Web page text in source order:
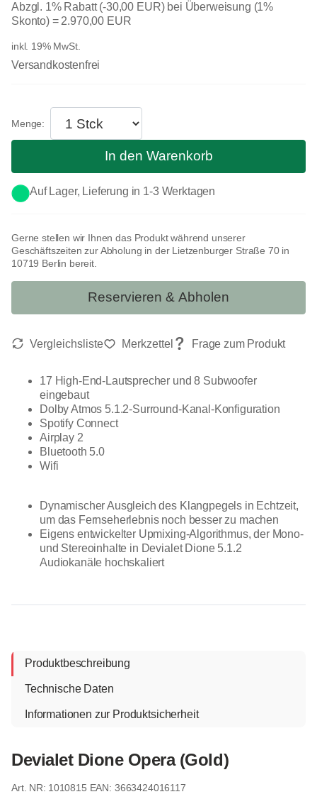
17 High-End-Lautsprecher und 8 Subwoofer
eingebaut
Dolby Atmos 5.1.2-Surround-Kanal-Konfiguration
Spotify Connect
Airplay 2
Bluetooth 5.0
Wifi
Dynamischer Ausgleich des Klangpegels in Echtzeit,
um das Fernseherlebnis noch besser zu machen
Eigens entwickelter Upmixing-Algorithmus, der Mono-
und Stereoinhalte in Devialet Dione 5.1.2
Audiokanäle hochskaliert
Abzgl. 1% Rabatt (-30,00 EUR) bei Überweisung (1%
Skonto) = 2.970,00 EUR
inkl. 19% MwSt.
Versandkostenfrei
Gerne stellen wir Ihnen das Produkt während unserer
Geschäftszeiten zur Abholung in der Lietzenburger Straße 70 in
10719 Berlin bereit.
Reservieren & Abholen
Auf Lager, Lieferung in 1-3 Werktagen
In den Warenkorb
Produktbeschreibung
Technische Daten
Informationen zur Produktsicherheit
Devialet Dione Opera (Gold)
1010815 EAN: 3663424016117